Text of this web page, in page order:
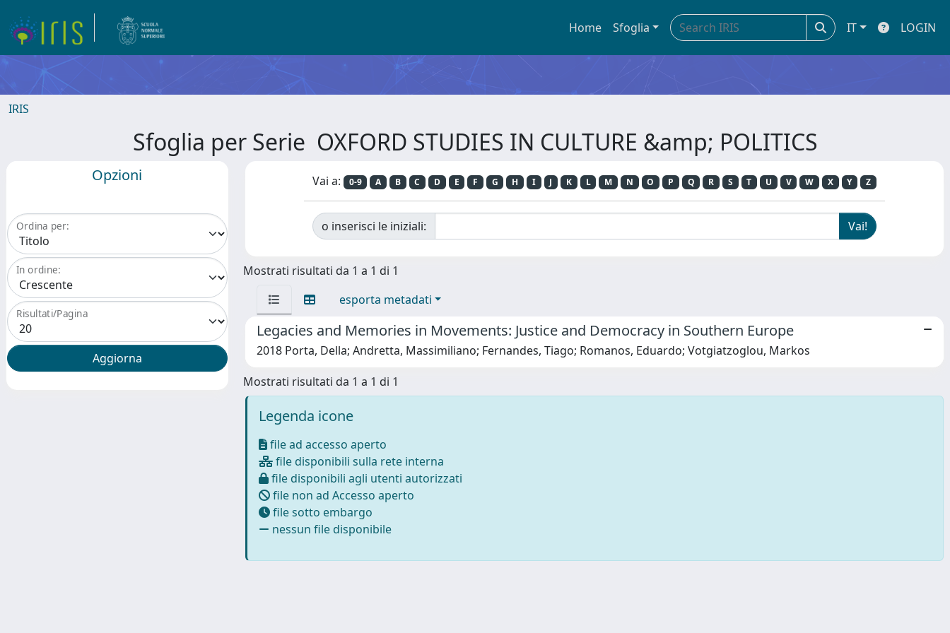
Home Sfoglia IT LOGIN
IRIS
Sfoglia per Serie OXFORD STUDIES IN CULTURE &amp; POLITICS
Opzioni
Ordina per:
In ordine:
Risultati/Pagina
Vai a: 0-9 A B C D E F G H I J K L M N O P Q R S T U V W X Y Z
o inserisci le iniziali:
Mostrati risultati da 1 a 1 di 1
esporta metadati
Legacies and Memories in Movements: Justice and Democracy in Southern Europe
2018 Porta, Della; Andretta, Massimiliano; Fernandes, Tiago; Romanos, Eduardo; Votgiatzoglou, Markos
Mostrati risultati da 1 a 1 di 1
Legenda icone
file ad accesso aperto
file disponibili sulla rete interna
file disponibili agli utenti autorizzati
file non ad Accesso aperto
file sotto embargo
nessun file disponibile